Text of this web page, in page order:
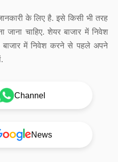
के लिए है. इसे किसी भी तरह
चाहिए. शेयर बाजार में निवेश
बाजार में निवेश करने से पहले अपने
Channel
News